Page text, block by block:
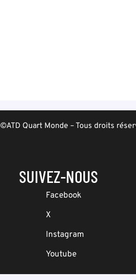
©ATD Quart Monde – Tous droits
SUIVEZ-NOUS
Facebook
X
Instagram
Youtube